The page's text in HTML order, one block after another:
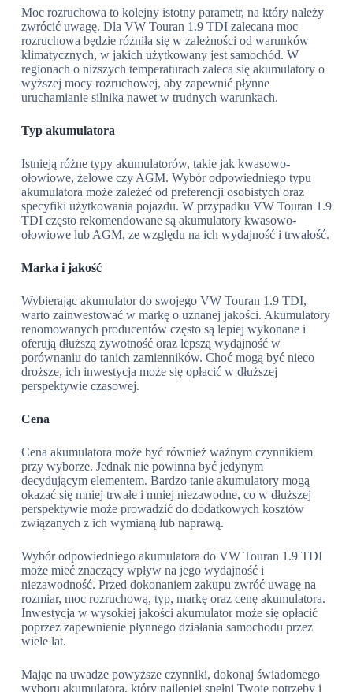
Moc rozruchowa to kolejny istotny parametr, na który należy
zwrócić uwagę. Dla VW Touran 1.9 TDI zalecana moc
rozruchowa będzie różniła się w zależności od warunków
klimatycznych, w jakich użytkowany jest samochód. W
regionach o niższych temperaturach zaleca się akumulatory o
wyższej mocy rozruchowej, aby zapewnić płynne
uruchamianie silnika nawet w trudnych warunkach.
Typ akumulatora
Istnieją różne typy akumulatorów, takie jak kwasowo-
ołowiowe, żelowe czy AGM. Wybór odpowiedniego typu
akumulatora może zależeć od preferencji osobistych oraz
specyfiki użytkowania pojazdu. W przypadku VW Touran 1.9
TDI często rekomendowane są akumulatory kwasowo-
ołowiowe lub AGM, ze względu na ich wydajność i trwałość.
Marka i jakość
Wybierając akumulator do swojego VW Touran 1.9 TDI,
warto zainwestować w markę o uznanej jakości. Akumulatory
renomowanych producentów często są lepiej wykonane i
oferują dłuższą żywotność oraz lepszą wydajność w
porównaniu do tanich zamienników. Choć mogą być nieco
droższe, ich inwestycja może się opłacić w dłuższej
perspektywie czasowej.
Cena
Cena akumulatora może być również ważnym czynnikiem
przy wyborze. Jednak nie powinna być jedynym
decydującym elementem. Bardzo tanie akumulatory mogą
okazać się mniej trwałe i mniej niezawodne, co w dłuższej
perspektywie może prowadzić do dodatkowych kosztów
związanych z ich wymianą lub naprawą.
Wybór odpowiedniego akumulatora do VW Touran 1.9 TDI
może mieć znaczący wpływ na jego wydajność i
niezawodność. Przed dokonaniem zakupu zwróć uwagę na
rozmiar, moc rozruchową, typ, markę oraz cenę akumulatora.
Inwestycja w wysokiej jakości akumulator może się opłacić
poprzez zapewnienie płynnego działania samochodu przez
wiele lat.
Mając na uwadze powyższe czynniki, dokonaj świadomego
wyboru akumulatora, który najlepiej spełni Twoje potrzeby i